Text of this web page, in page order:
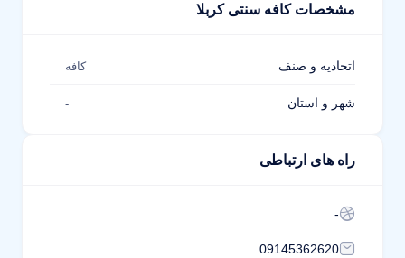
مشخصات کافه سنتی کربلا
اتحادیه و صنف کافه
شهر و استان -
راه های ارتباطی
-
09145362620